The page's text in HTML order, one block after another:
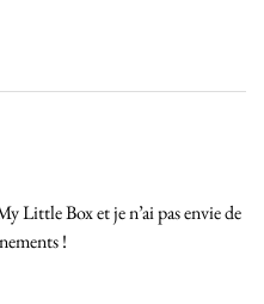
Little Box et je n’ai pas envie de
!